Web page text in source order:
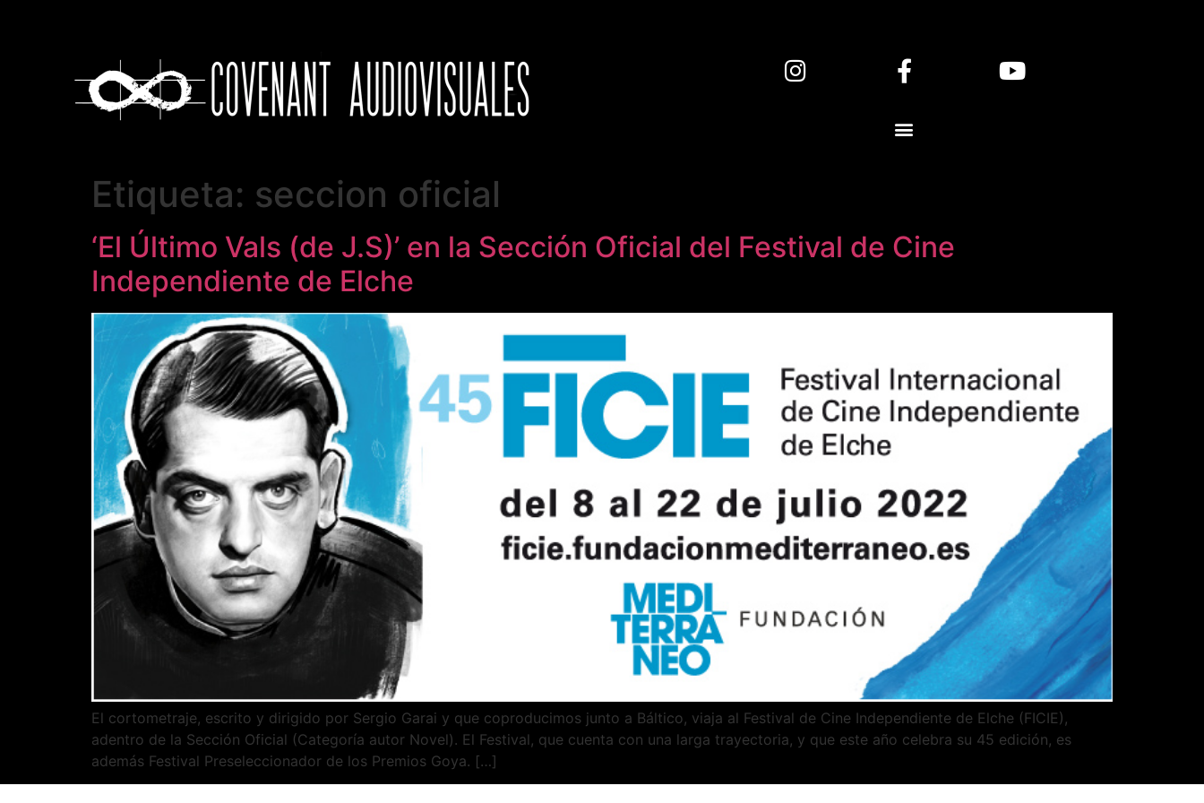
Etiqueta: seccion oficial
‘El Último Vals (de J.S)’ en la Sección Oficial del Festival de Cine
Independiente de Elche
El cortometraje, escrito y dirigido por Sergio Garai y que coproducimos junto a Báltico, viaja al Festival de Cine Independiente de Elche (FICIE),
adentro de la Sección Oficial (Categoría autor Novel). El Festival, que cuenta con una larga trayectoria, y que este año celebra su 45 edición, es
además Festival Preseleccionador de los Premios Goya. […]